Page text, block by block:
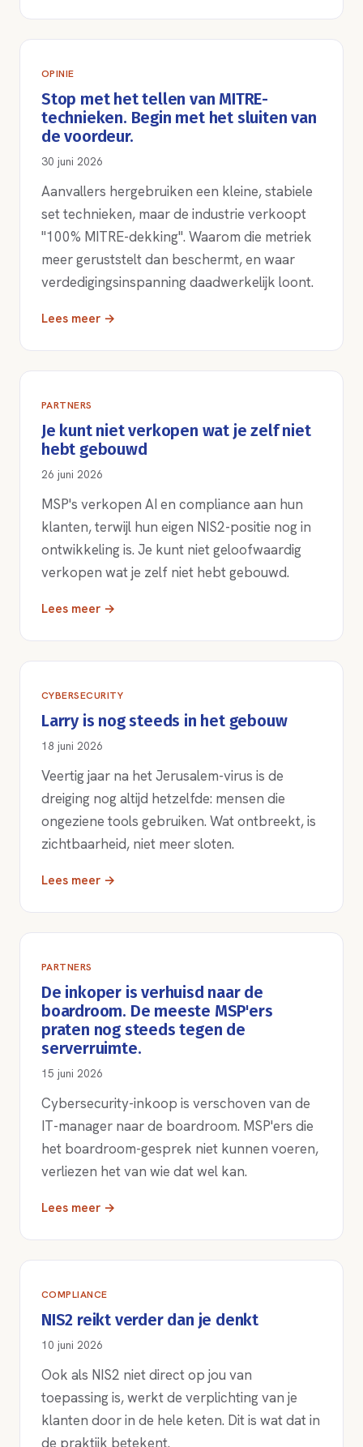
OPINIE
Stop met het tellen van MITRE-
technieken. Begin met het sluiten van
de voordeur.
30 juni 2026
Aanvallers hergebruiken een kleine, stabiele
set technieken, maar de industrie verkoopt
"100% MITRE-dekking". Waarom die metriek
meer geruststelt dan beschermt, en waar
verdedigingsinspanning daadwerkelijk loont.
Lees meer →
PARTNERS
Je kunt niet verkopen wat je zelf niet
hebt gebouwd
26 juni 2026
MSP's verkopen AI en compliance aan hun
klanten, terwijl hun eigen NIS2-positie nog in
ontwikkeling is. Je kunt niet geloofwaardig
verkopen wat je zelf niet hebt gebouwd.
Lees meer →
CYBERSECURITY
Larry is nog steeds in het gebouw
18 juni 2026
Veertig jaar na het Jerusalem-virus is de
dreiging nog altijd hetzelfde: mensen die
ongeziene tools gebruiken. Wat ontbreekt, is
zichtbaarheid, niet meer sloten.
Lees meer →
PARTNERS
De inkoper is verhuisd naar de
boardroom. De meeste MSP'ers
praten nog steeds tegen de
serverruimte.
15 juni 2026
Cybersecurity-inkoop is verschoven van de
IT-manager naar de boardroom. MSP'ers die
het boardroom-gesprek niet kunnen voeren,
verliezen het van wie dat wel kan.
Lees meer →
COMPLIANCE
NIS2 reikt verder dan je denkt
10 juni 2026
Ook als NIS2 niet direct op jou van
toepassing is, werkt de verplichting van je
klanten door in de hele keten. Dit is wat dat in
de praktijk betekent.